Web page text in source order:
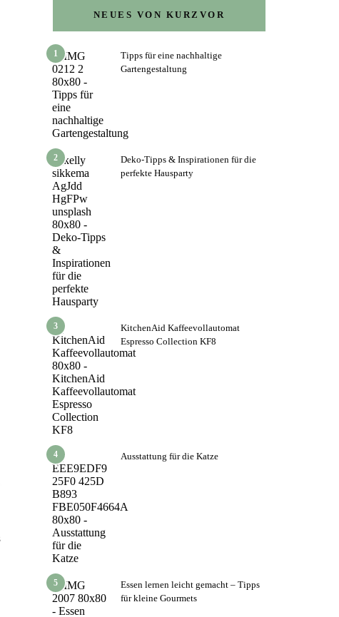
NEUES VON KURZVOR
1
Tipps für eine nachhaltige
Gartengestaltung
2
Deko-Tipps & Inspirationen für die
perfekte Hausparty
3
KitchenAid Kaffeevollautomat
Espresso Collection KF8
4 Ausstattung für die Katze
5
Essen lernen leicht gemacht – Tipps
für kleine Gourmets